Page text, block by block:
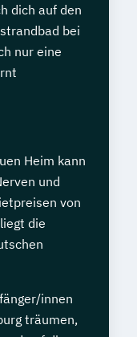
dich auf den
bei
nur eine
Heim kann
und
von
die
innen
träumen,